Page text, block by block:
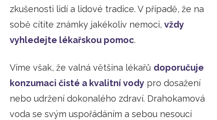
zkušenosti lidí a lidové tradice. V případě, že na
sobě cítíte známky jakékoliv nemoci, vždy
vyhledejte lékařskou pomoc.
Víme však, že valná většina lékařů doporučuje
konzumaci čisté a kvalitní vody pro dosažení
nebo udržení dokonalého zdraví. Drahokamová
voda se svým uspořádáním a sebou nesoucí